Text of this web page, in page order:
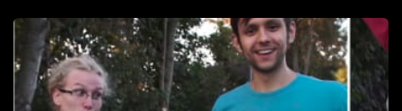
Filmy
Seriály